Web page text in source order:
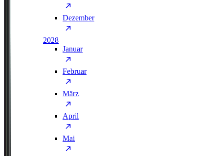
Dezember
2028
Januar
Februar
März
April
Mai